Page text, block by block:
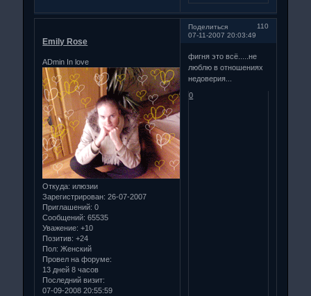
Поделиться
110
07-11-2007 20:03:49
Emily Rose
ADmin In love
Откуда: илюзии
Зарегистрирован: 26-07-2007
Приглашений: 0
Сообщений: 65535
Уважение: +10
Позитив: +24
Пол: Женский
Провел на форуме:
13 дней 8 часов
Последний визит:
07-09-2008 20:55:59
фигня это всё.....не
люблю в отношениях
недоверия...
0